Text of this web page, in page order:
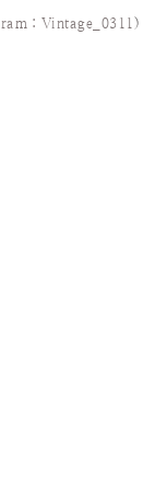
：Vintage_0311 )